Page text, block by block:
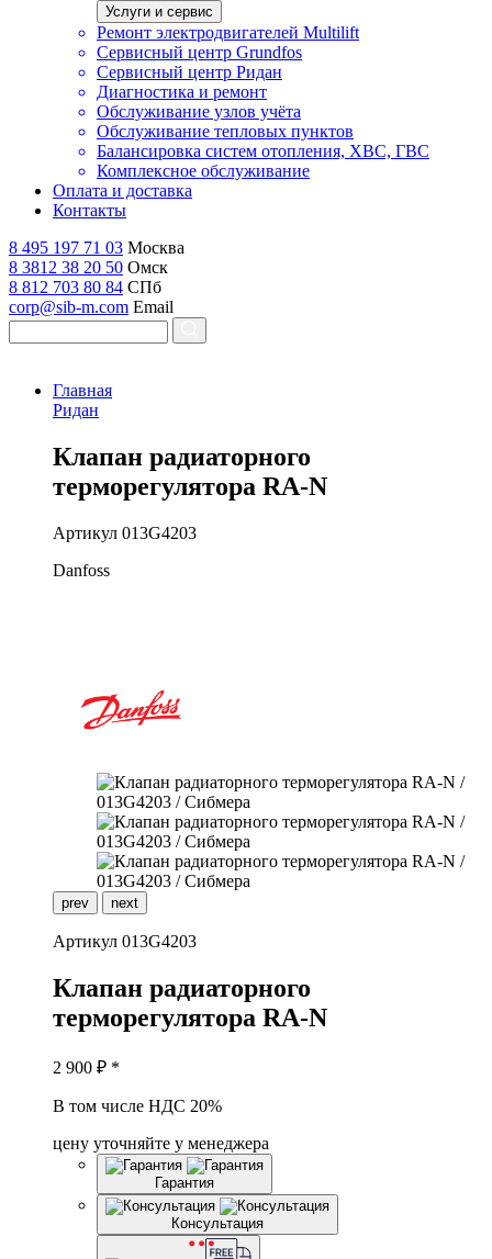
Услуги и сервис
Ремонт электродвигателей Multilift
Сервисный центр Grundfos
Сервисный центр Ридан
Диагностика и ремонт
Обслуживание узлов учёта
Обслуживание тепловых пунктов
Балансировка систем отопления, ХВС, ГВС
Комплексное обслуживание
Оплата и доставка
Контакты
8 495 197 71 03 Москва
8 3812 38 20 50 Омск
8 812 703 80 84 СПб
corp@sib-m.com Email
Главная
Ридан
Клапан радиаторного
терморегулятора RA-N
Артикул 013G4203
Danfoss
prev next
Артикул 013G4203
Клапан радиаторного
терморегулятора RA-N
2 900 ₽ *
В том числе НДС 20%
цену уточняйте у менеджера
Гарантия
Консультация